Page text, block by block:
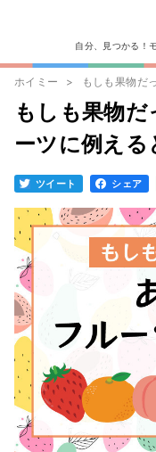
自分、見つかる！
ホイミー もしも果物だ
もしも果物
ーツに例える
ツイート シェア